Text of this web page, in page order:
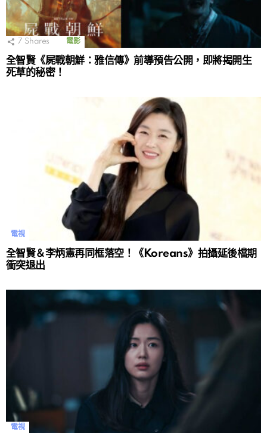
7 Shares 電影
全智賢《屍戰朝鮮：雅信傳》前導預告公開，即將揭開生
死草的秘密！
電視
全智賢＆李炳憲再同框落空！《Koreans》拍攝延後檔期
衝突退出
電視